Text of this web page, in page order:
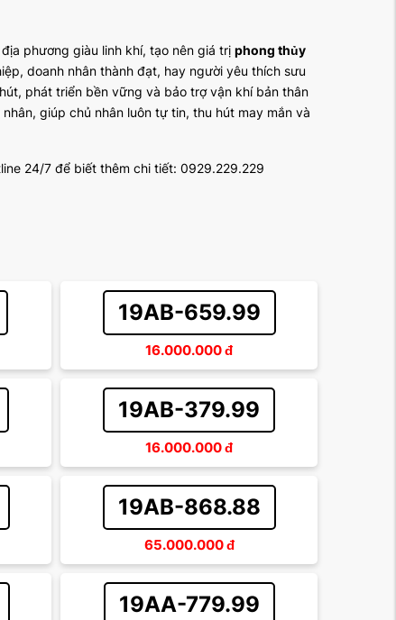
phương giàu linh khí, tạo nên giá trị phong thủy
doanh nhân thành đạt, hay người yêu thích sưu
phát triển bền vững và bảo trợ vận khí bản thân
giúp chủ nhân luôn tự tin, thu hút may mắn và
24/7 để biết thêm chi tiết: 0929.229.229
19AB-659.99
16.000.000đ
19AB-379.99
16.000.000đ
19AB-868.88
65.000.000đ
19AA-779.99